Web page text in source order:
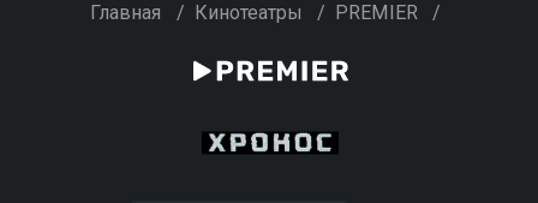
Главная / Кинотеатры / PREMIER /